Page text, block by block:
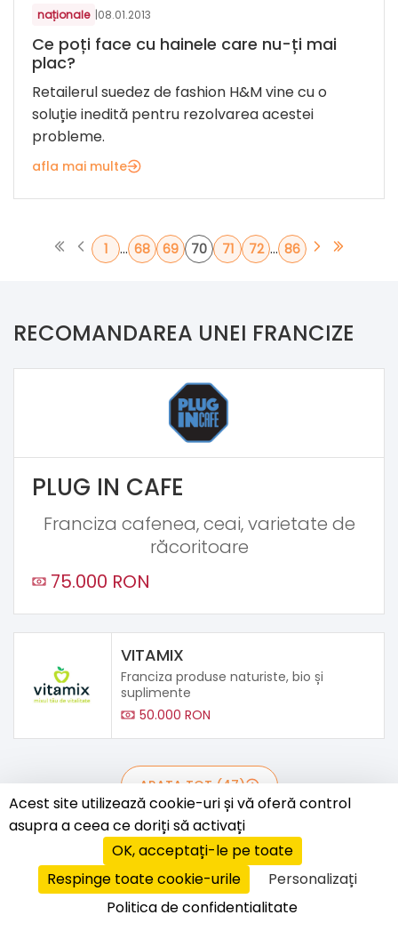
naționale |08.01.2013
Ce poți face cu hainele care nu-ți mai
plac?
Retailerul suedez de fashion H&M vine cu o
soluție inedită pentru rezolvarea acestei
probleme.
afla mai multe
1 ... 68 69 70 71 72 ... 86
RECOMANDAREA UNEI FRANCIZE
PLUG IN CAFE
Franciza cafenea, ceai, varietate de
răcoritoare
75.000 RON
VITAMIX
Franciza produse naturiste, bio și
suplimente
50.000 RON
ARATA TOT (47)
FRANCIZE (40)
PARTENERIATE (1)
MASTER FRANCIZE (6)
Acest site utilizează cookie-uri și vă oferă control
asupra a ceea ce doriți să activați
OK, acceptați-le pe toate
Respinge toate cookie-urile
Personalizați
Politica de confidentialitate